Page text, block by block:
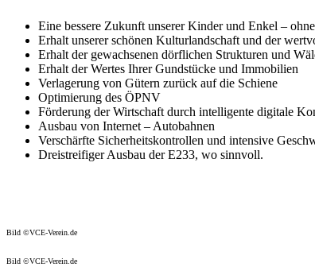
Eine bessere Zukunft unserer Kinder und Enkel –
Erhalt unserer schönen Kulturlandschaft und der
Erhalt der gewachsenen dörflichen Strukturen und
Erhalt der Wertes Ihrer Gundstücke und Immobilien
Verlagerung von Gütern zurück auf die Schiene
Optimierung des ÖPNV
Förderung der Wirtschaft durch intelligente digitale
Ausbau von Internet – Autobahnen
Verschärfte Sicherheitskontrollen und intensive
Dreistreifiger Ausbau der E233, wo sinnvoll.
Bild ©VCE-Verein.de
Bild ©VCE-Verein.de